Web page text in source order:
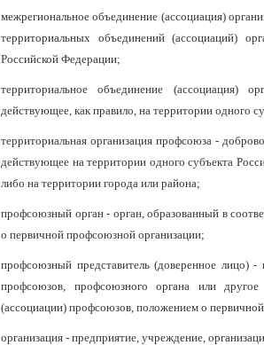
межрегиональное объединение (ассоциация)
территориальных объединений (ассоциаций)
Российской Федерации;
территориальное объединение (ассоциация)
действующее, как правило, на территории одного
территориальная организация профсоюза -
действующее на территории одного субъекта
либо на территории города или района;
профсоюзный орган - орган, образованный в
о первичной профсоюзной организации;
профсоюзный представитель (доверенное лицо) -
профсоюзов, профсоюзного органа или
(ассоциации) профсоюзов, положением о
организация - предприятие, учреждение,